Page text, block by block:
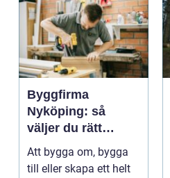
Byggfirma
Nyköping: så
väljer du rätt
partner för ditt
projekt
Att bygga om, bygga
till eller skapa ett helt